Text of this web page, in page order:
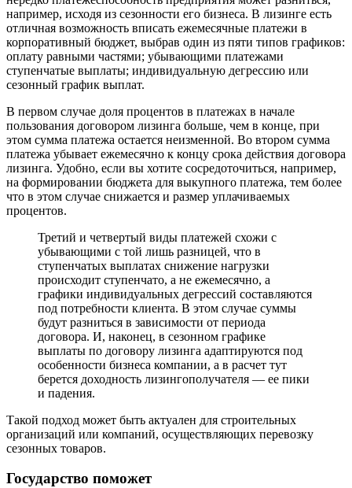
например, исходя из сезонности его бизнеса. В лизинге есть
отличная возможность вписать ежемесячные платежи в
корпоративный бюджет, выбрав один из пяти типов графиков:
оплату равными частями; убывающими платежами
ступенчатые выплаты; индивидуальную дегрессию или
сезонный график выплат.
В первом случае доля процентов в платежах в начале
пользования договором лизинга больше, чем в конце, при
этом сумма платежа остается неизменной. Во втором сумма
платежа убывает ежемесячно к концу срока действия договора
лизинга. Удобно, если вы хотите сосредоточиться, например,
на формировании бюджета для выкупного платежа, тем более
что в этом случае снижается и размер уплачиваемых
процентов.
Третий и четвертый виды платежей схожи с
убывающими с той лишь разницей, что в
ступенчатых выплатах снижение нагрузки
происходит ступенчато, а не ежемесячно, а
графики индивидуальных дегрессий составляются
под потребности клиента. В этом случае суммы
будут разниться в зависимости от периода
договора. И, наконец, в сезонном графике
выплаты по договору лизинга адаптируются под
особенности бизнеса компании, а в расчет тут
берется доходность лизингополучателя — ее пики
и падения.
Такой подход может быть актуален для строительных
организаций или компаний, осуществляющих перевозку
сезонных товаров.
Государство поможет